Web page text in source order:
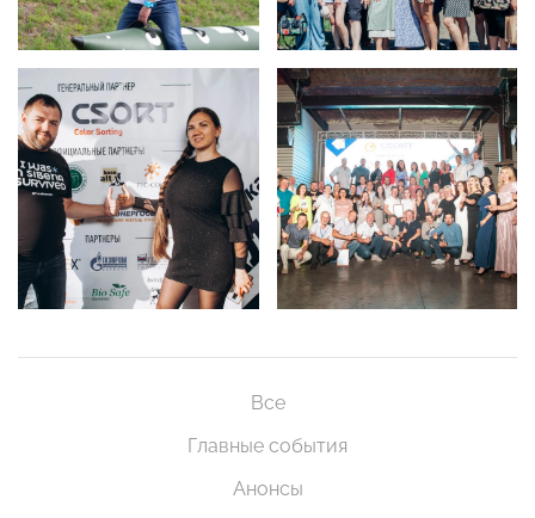
Все
Главные события
Анонсы